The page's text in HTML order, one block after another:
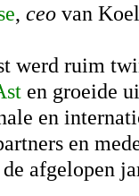
, ceo van
werd ruim
en groeide
en
en
afgelopen